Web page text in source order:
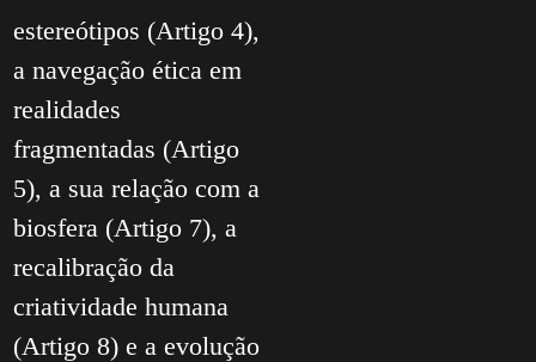
estereótipos (Artigo 4),
a navegação ética em
realidades
fragmentadas (Artigo
5), a sua relação com a
biosfera (Artigo 7), a
recalibração da
criatividade humana
(Artigo 8) e a evolução